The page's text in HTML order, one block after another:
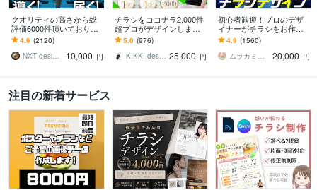
クオリティの高さから総
評価6000件頂いておりま
す 修正無制限！25年デザ
イナーが作る訴求方法で
チラシ反響UP!
4.9 (2120)
NXT design 研究所
10,000 円
チラシをココナラ2,000件
超プロがデザインします
美しいレイアウト、目を
惹くビジュアルのフライ
ヤー・チラシ
5.0 (976)
KIKKI design 25,000 円
初心者歓迎！プロのデザ
イナーがチラシをお作り
します ココナラ初心者も
歓迎！企業から個人まで
高品質を安価でお届け！
4.9 (1560)
ムラカミラボ
20,000 円
注目の新着サービス